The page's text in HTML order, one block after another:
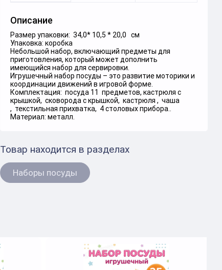
Описание
Размер упаковки: 34,0* 10,5 * 20,0 см
Упаковка: коробка
Небольшой набор, включающий предметы для
приготовления, который может дополнить
имеющийся набор для сервировки.
Игрушечный набор посуды – это развитие моторики и
координации движений в игровой форме.
Комплектация: посуда 11 предметов, кастрюля с
крышкой, сковорода с крышкой, кастрюля , чаша
, текстильная прихватка, 4 столовых прибора..
Материал: металл.
Товар находится в разделах
Наборы посуды